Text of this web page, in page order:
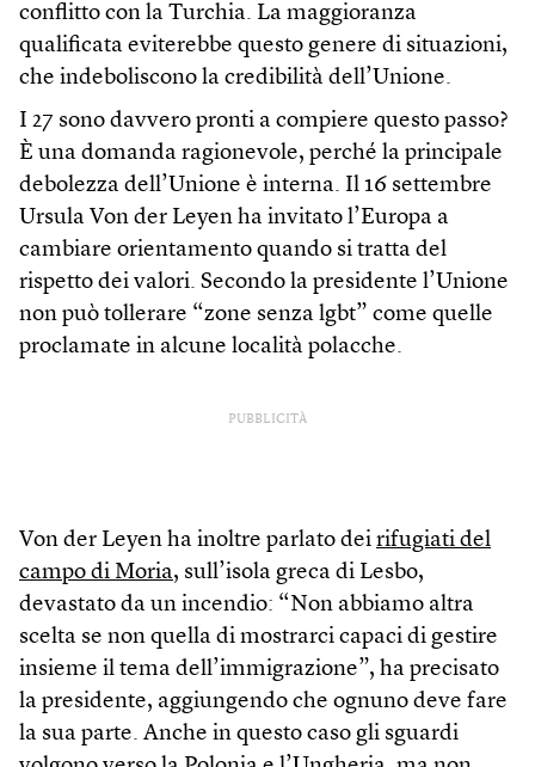
conflitto con la Turchia. La maggioranza
qualificata eviterebbe questo genere di situazioni,
che indeboliscono la credibilità dell’Unione.
I 27 sono davvero pronti a compiere questo passo?
È una domanda ragionevole, perché la principale
debolezza dell’Unione è interna. Il 16 settembre
Ursula Von der Leyen ha invitato l’Europa a
cambiare orientamento quando si tratta del
rispetto dei valori. Secondo la presidente l’Unione
non può tollerare “zone senza lgbt” come quelle
proclamate in alcune località polacche.
PUBBLICITÀ
Von der Leyen ha inoltre parlato dei rifugiati del
campo di Moria, sull’isola greca di Lesbo,
devastato da un incendio: “Non abbiamo altra
scelta se non quella di mostrarci capaci di gestire
insieme il tema dell’immigrazione”, ha precisato
la presidente, aggiungendo che ognuno deve fare
la sua parte. Anche in questo caso gli sguardi